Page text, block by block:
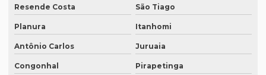
Orçamento legendagem
Preço interpretação simultânea
Preço lauda tradução
Preço revisão tradução
Resende Costa São Tiago
Planura Itanhomi
Antônio Carlos Juruaia
Congonhal Pirapetinga